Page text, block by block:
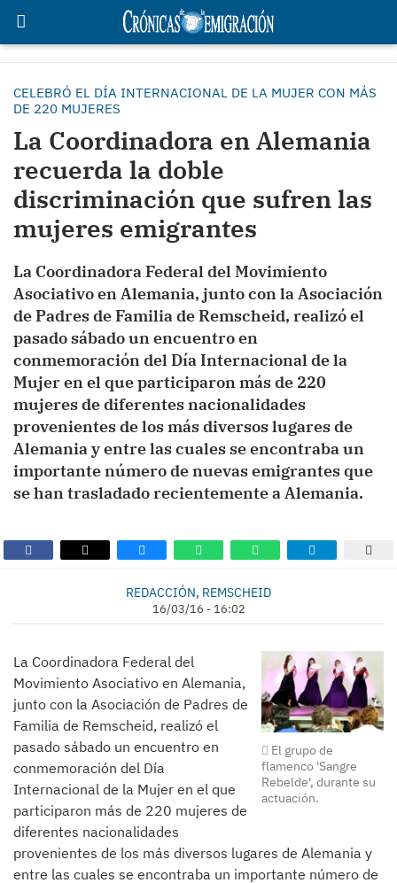
CELEBRÓ EL DÍA INTERNACIONAL DE LA MUJER CON MÁS
DE 220 MUJERES
La Coordinadora en Alemania
recuerda la doble
discriminación que sufren las
mujeres emigrantes
La Coordinadora Federal del Movimiento
Asociativo en Alemania, junto con la Asociación
de Padres de Familia de Remscheid, realizó el
pasado sábado un encuentro en
conmemoración del Día Internacional de la
Mujer en el que participaron más de 220
mujeres de diferentes nacionalidades
provenientes de los más diversos lugares de
Alemania y entre las cuales se encontraba un
importante número de nuevas emigrantes que
se han trasladado recientemente a Alemania.
REDACCIÓN, REMSCHEID
16/03/16 - 16:02
El grupo de
flamenco 'Sangre
Rebelde', durante su
actuación.
La Coordinadora Federal del
Movimiento Asociativo en Alemania,
junto con la Asociación de Padres de
Familia de Remscheid, realizó el
pasado sábado un encuentro en
conmemoración del Día
Internacional de la Mujer en el que
participaron más de 220 mujeres de
diferentes nacionalidades
provenientes de los más diversos lugares de Alemania y
entre las cuales se encontraba un importante número de